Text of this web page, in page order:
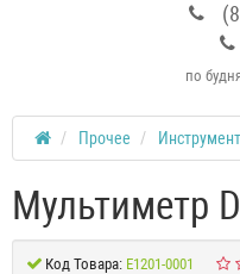
по
Прочее Инструмент
Мультиметр
Код Товара: Е1201-0001